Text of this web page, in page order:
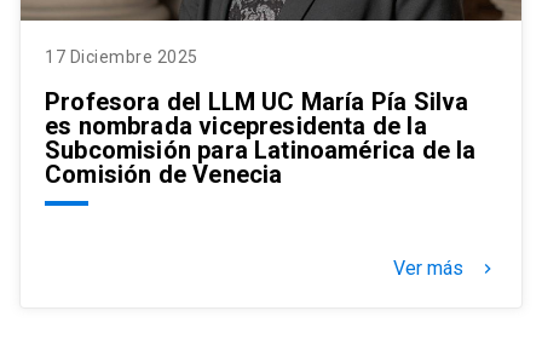
17 Diciembre 2025
Profesora del LLM UC María Pía Silva
es nombrada vicepresidenta de la
Subcomisión para Latinoamérica de la
Comisión de Venecia
Ver más keyboard_arrow_right